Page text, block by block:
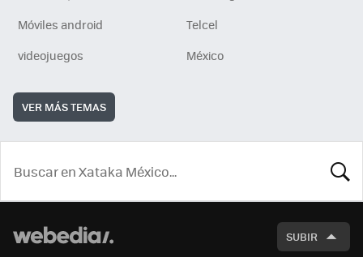
Móviles android
Telcel
videojuegos
México
VER MÁS TEMAS
SUBIR